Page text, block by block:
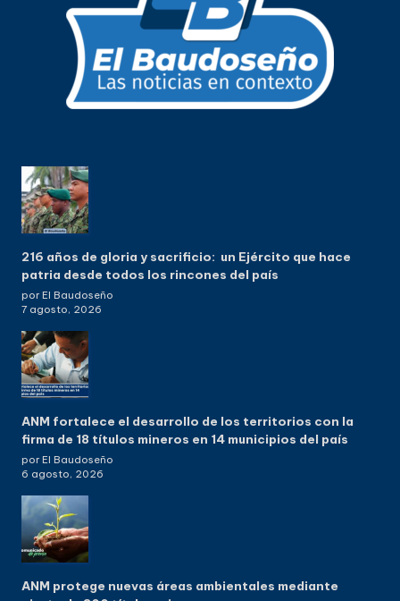
216 años de gloria y sacrificio: un Ejército que hace
patria desde todos los rincones del país
por El Baudoseño
7 agosto, 2026
ANM fortalece el desarrollo de los territorios con la
firma de 18 títulos mineros en 14 municipios del país
por El Baudoseño
6 agosto, 2026
ANM protege nuevas áreas ambientales mediante